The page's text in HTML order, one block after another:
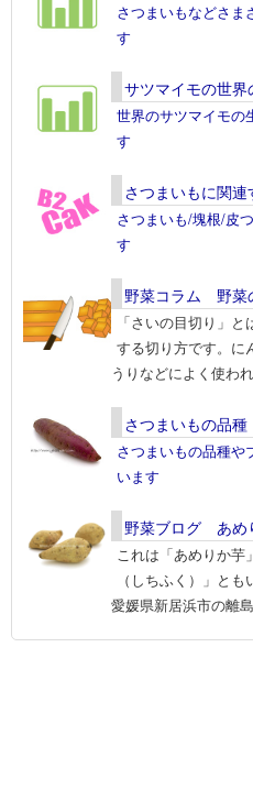
さつまいもなどさま
す
サツマイモの世界
世界のサツマイモの
す
さつまいもに関
さつまいも/塊根/皮
す
野菜コラム 野菜
「さいの目切り」
する切り方です。に
うりなどによく使わ
さつまいもの品
さつまいもの品種や
います
野菜ブログ あめ
これは「あめりか芋
（しちふく）」とも
愛媛県新居浜市の離